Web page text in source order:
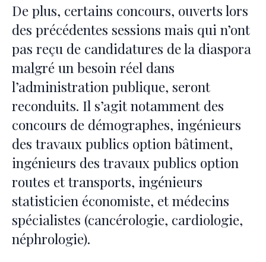
De plus, certains concours, ouverts lors
des précédentes sessions mais qui n’ont
pas reçu de candidatures de la diaspora
malgré un besoin réel dans
l’administration publique, seront
reconduits. Il s’agit notamment des
concours de démographes, ingénieurs
des travaux publics option bâtiment,
ingénieurs des travaux publics option
routes et transports, ingénieurs
statisticien économiste, et médecins
spécialistes (cancérologie, cardiologie,
néphrologie).